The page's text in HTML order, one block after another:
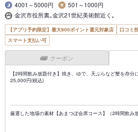
4001～5000円
501～1000円
金沢市役所裏｡金沢21世紀美術館近く｡
【アプリ予約限定】最大800ポイント還元対象店
口コミ
スマート支払い可
クーポン
【2時間飲み放題付き】焼き、ゆで、天ぷらなど蟹を存
25,000円(税込)
厳選した地場の素材【あまつぼ会席コース】（2時間飲